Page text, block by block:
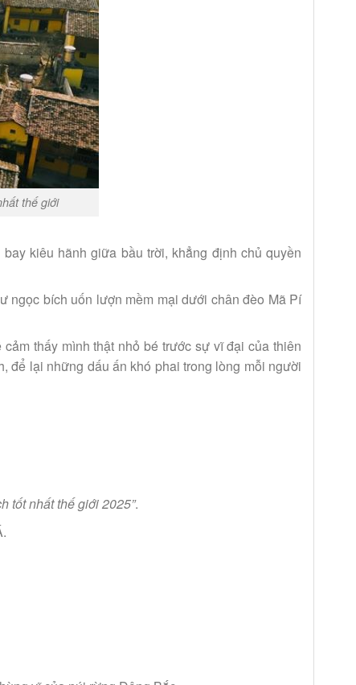
thế giới
kiêu hãnh giữa bầu trời, khẳng định chủ quyền
ngọc bích uốn lượn mềm mại dưới chân đèo Mã Pí
thấy mình thật nhỏ bé trước sự vĩ đại của thiên
để lại những dấu ấn khó phai trong lòng mỗi người
tốt nhất thế giới 2025”.